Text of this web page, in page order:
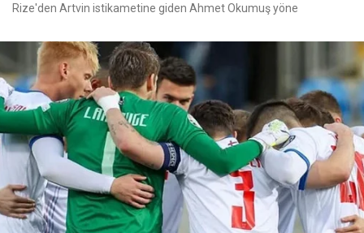
Rize'den Artvin istikametine giden Ahmet Okumuş yöne